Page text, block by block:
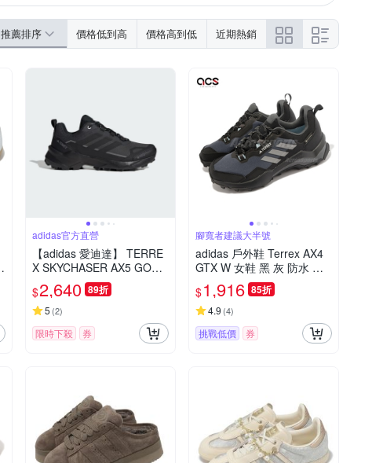
推薦排序 價格低到高 價格高到低 近期熱銷
adidas官方直營
【adidas 愛迪達】 TERRE
X SKYCHASER AX5 GORE
-TEX 登山鞋 防潑水 女鞋 J
Q2222
$2,640 89折
5 (2)
限時下殺 券
腳寬者建議大半號
adidas 戶外鞋 Terrex AX4
GTX W 女鞋 黑 灰 防水 登
山 越野 郊山 愛迪達 HQ105
1
$1,916 85折
4.9 (4)
挑戰低價 券